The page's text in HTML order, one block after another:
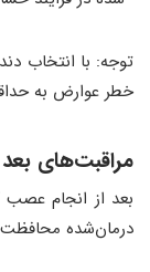
توجه: با انتخاب
خطر عوارض به
مراقبت‌های
بعد از انجام
درمان‌شده محافظت